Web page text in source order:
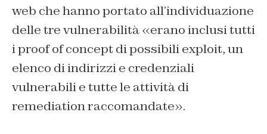
web che hanno portato all’individuazione
delle tre vulnerabilità «erano inclusi tutti
i proof of concept di possibili exploit, un
elenco di indirizzi e credenziali
vulnerabili e tutte le attività di
remediation raccomandate».